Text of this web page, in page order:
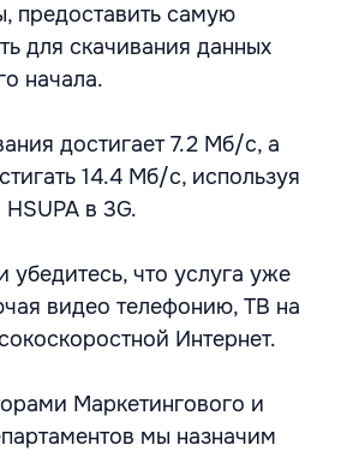
предоставить самую
для скачивания данных
начала.
достигает 7.2 Мб/с, а
14.4 Мб/с, используя
в 3G.
что услуга уже
видео телефонию, ТВ на
Интернет.
Маркетингового и
мы назначим